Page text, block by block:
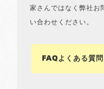
家さんではなく弊社お
い合わせください。
FAQよくある質問